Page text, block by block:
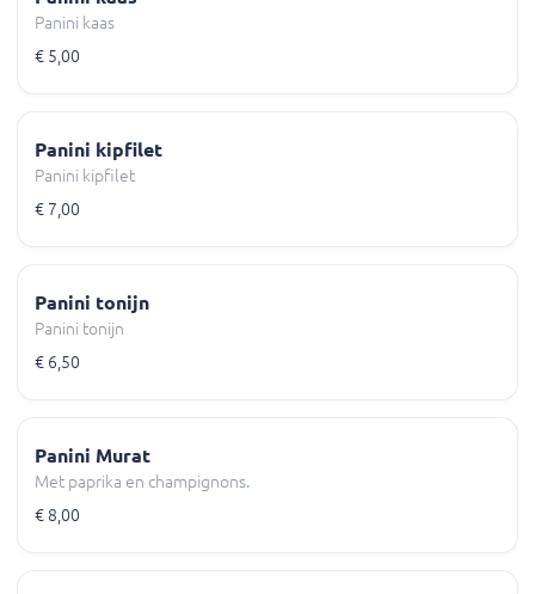
Panini kaas
€ 5,00
Panini kipfilet
Panini kipfilet
€ 7,00
Panini tonijn
Panini tonijn
€ 6,50
Panini Murat
Met paprika en champignons.
€ 8,00